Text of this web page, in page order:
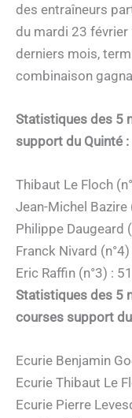
des entraîneurs
du mardi 23 février
derniers mois,
combinaison
Statistiques des 5
support du Quinté :
Thibaut Le Floch
Jean-Michel Bazire
Philippe Daugeard
Franck Nivard
Eric Raffin (n°3) :
Statistiques des 5
courses support
Ecurie Benjamin
Ecurie Thibaut Le
Ecurie Pierre